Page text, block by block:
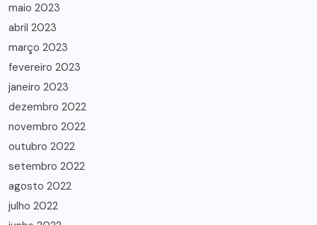
maio 2023
abril 2023
março 2023
fevereiro 2023
janeiro 2023
dezembro 2022
novembro 2022
outubro 2022
setembro 2022
agosto 2022
julho 2022